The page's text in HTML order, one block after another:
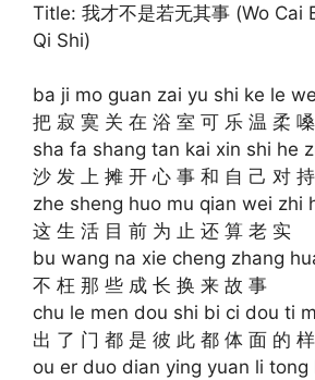
Title: 我才不是若无其事 (Wo Cai
Qi Shi)
ba ji mo guan zai yu shi ke le
把 寂 寞 关 在 浴 室 可 乐 温 柔
sha fa shang tan kai xin shi he
沙 发 上 摊 开 心 事 和 自 己 对 持
zhe sheng huo mu qian wei zhi
这 生 活 目 前 为 止 还 算 老 实
bu wang na xie cheng zhang
不 枉 那 些 成 长 换 来 故 事
chu le men dou shi bi ci dou ti
出 了 门 都 是 彼 此 都 体 面 的
ou er duo dian ying yuan li tong